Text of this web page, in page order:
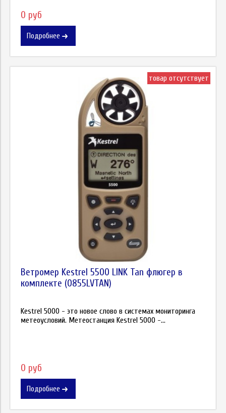
0 руб
Подробнее
товар отсутствует
Ветромер Kestrel 5500 LINK Tan флюгер в
комплекте (0855LVTAN)
Kestrel 5000 - это новое слово в системах мониторинга
метеоусловий. Метеостанция Kestrel 5000 -...
0 руб
Подробнее